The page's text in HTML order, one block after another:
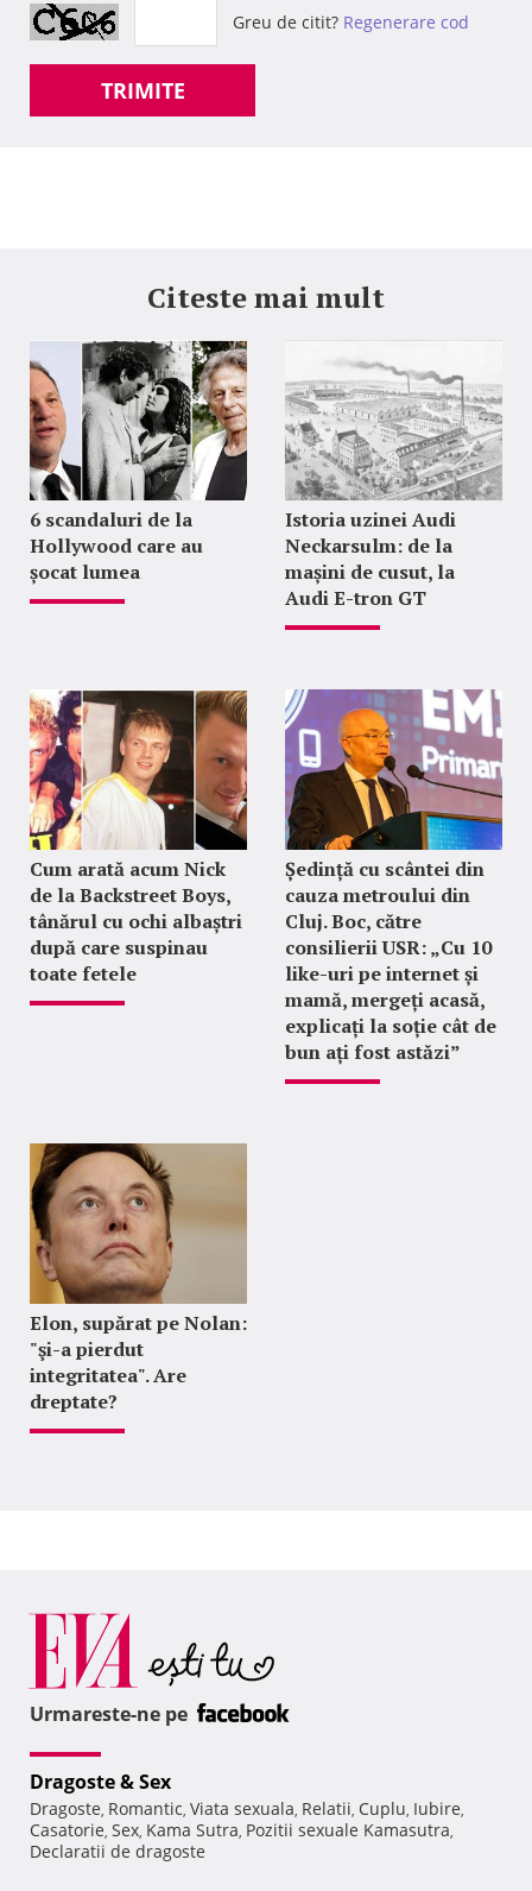
Greu de citit? Regenerare cod
TRIMITE
Citeste mai mult
6 scandaluri de la
Hollywood care au
șocat lumea
Istoria uzinei Audi
Neckarsulm: de la
mașini de cusut, la
Audi E-tron GT
Cum arată acum Nick
de la Backstreet Boys,
tânărul cu ochi albaștri
după care suspinau
toate fetele
Ședință cu scântei din
cauza metroului din
Cluj. Boc, către
consilierii USR: „Cu 10
like-uri pe internet și
mamă, mergeți acasă,
explicați la soție cât de
bun ați fost astăzi”
Elon, supărat pe Nolan:
"şi-a pierdut
integritatea". Are
dreptate?
Urmareste-ne pe
Dragoste & Sex
Dragoste, Romantic, Viata sexuala, Relatii, Cuplu, Iubire,
Casatorie, Sex, Kama Sutra, Pozitii sexuale Kamasutra,
Declaratii de dragoste